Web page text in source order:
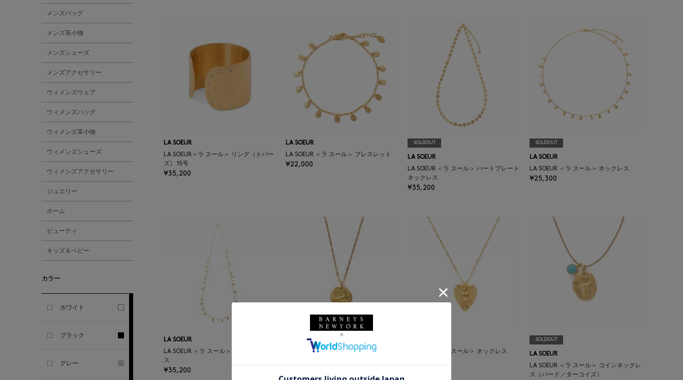
AKIKO OGAWA.
ALBERT THURSTON
ALESSANDRO
GHERARDI
ALL THE WAYS TO SAY
ALPO
AMIRI
ANCELLM
ANCIENT GREEK
メンズバッグ
メンズ革小物
メンズシューズ
メンズアクセサリー
ウィメンズウェア
ウィメンズバッグ
ウィメンズ革小物
ウィメンズシューズ
ウィメンズアクセサリー
ジュエリー
ホーム
ビューティ
キッズ＆ベビー
カラー
ホワイト
ブラック
グレー
LA SOEUR
LA SOEUR＜ラ スール＞ リング（トパー
ズ） 15号
¥35,200
LA SOEUR
LA SOEUR ＜ラ スール＞ ブレスレット
¥22,000
SOLDOUT
LA SOEUR
LA SOEUR ＜ラ スール＞ ハートプレート
ネックレス
¥35,200
SOLDOUT
LA SOEUR
LA SOEUR ＜ラ スール＞ ネックレス
¥25,300
LA SOEUR
LA SOEUR ＜ラ スール＞ ロングネックレ
ス
¥35,200
SOLDOUT
LA SOEUR
LA SOEUR ＜ラ スール＞ コインネックレ
LA SOEUR ＜ラ スール＞ ネックレス
SOLDOUT
LA SOEUR
LA SOEUR ＜ラ スール＞ コインネックレ
ス（バード／ターコイズ）